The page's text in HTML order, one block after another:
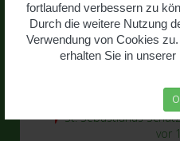
fortlaufend verbessern zu
Durch die weitere Nutzung
Verwendung von Cookies
erhalten Sie in unserer
St. Sebastianus
vor